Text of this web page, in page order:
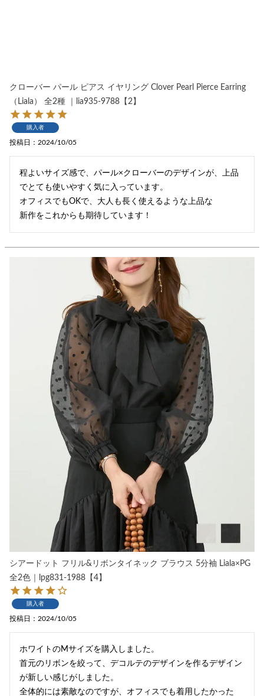
クローバー パール ピアス イヤリング Clover Pearl Pierce Earring
（Liala） 全2種 ｜lia935-9788【2】
購入者
投稿日 2024/10/05
程よいサイズ感で、パール×クローバーのデザインが、上品
でとても使いやすく気に入っています。
オフィスでもOKで、大人も長く使えるような上品な
新作をこれからも期待しています！
シアードット フリル&リボンタイネック ブラウス 5分袖 Liala×PG
全2色｜lpg831-1988【4】
購入者
投稿日 2024/10/05
ホワイトのMサイズを購入しました。
首元のリボンを絞って、デコルテのデザインを作るデザイン
が新しい感じがしました。
全体的には素敵なのですが、オフィスでも着用したかった